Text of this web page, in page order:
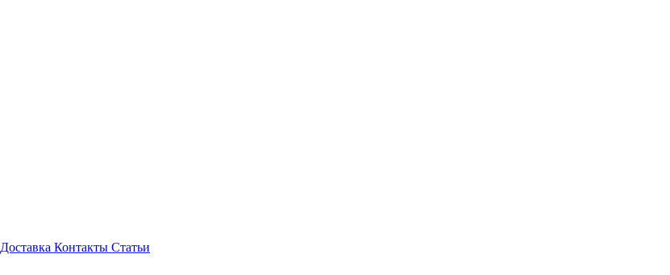
Доставка Контакты Статьи